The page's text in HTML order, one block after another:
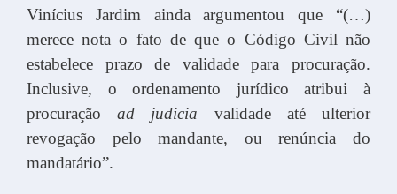
Vinícius Jardim ainda argumentou que “(…)
merece nota o fato de que o Código Civil não
estabelece prazo de validade para procuração.
Inclusive, o ordenamento jurídico atribui à
procuraçãoad judicia validade até ulterior
revogação pelo mandante, ou renúncia do
mandatário”.